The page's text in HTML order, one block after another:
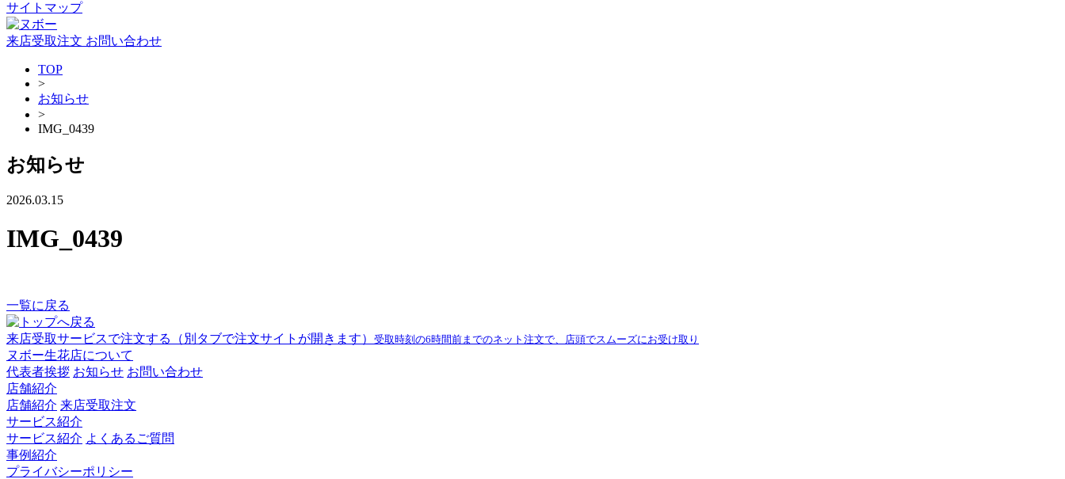
サイトマップ
来店受取注文 お問い合わせ
TOP
>
お知らせ
>
IMG_0439
お知らせ
2026.03.15
IMG_0439
一覧に戻る
来店受取サービスで注文する （別タブで注文サイトが開きます） 受取時刻の6時間前までのネット注文で、店頭でスムーズにお受け取り
ヌボー生花店について
代表者挨拶 お知らせ お問い合わせ
店舗紹介
店舗紹介 来店受取注文
サービス紹介
サービス紹介 よくあるご質問
事例紹介
プライバシーポリシー